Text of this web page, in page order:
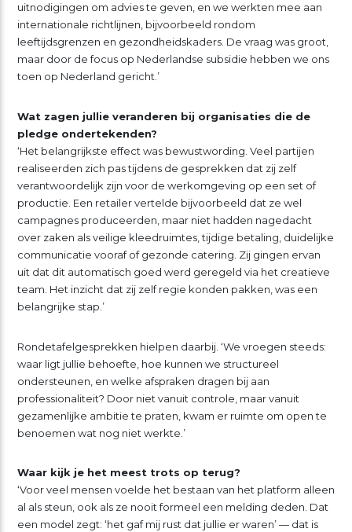
uitnodigingen om advies te geven, en we werkten mee aan
internationale richtlijnen, bijvoorbeeld rondom
leeftijdsgrenzen en gezondheidskaders. De vraag was groot,
maar door de focus op Nederlandse subsidie hebben we ons
toen op Nederland gericht.’
Wat zagen jullie veranderen bij organisaties die de
pledge ondertekenden?
‘Het belangrijkste effect was bewustwording. Veel partijen
realiseerden zich pas tijdens de gesprekken dat zij zelf
verantwoordelijk zijn voor de werkomgeving op een set of
productie. Een retailer vertelde bijvoorbeeld dat ze wel
campagnes produceerden, maar niet hadden nagedacht
over zaken als veilige kleedruimtes, tijdige betaling, duidelijke
communicatie vooraf of gezonde catering. Zij gingen ervan
uit dat dit automatisch goed werd geregeld via het creatieve
team. Het inzicht dat zij zelf regie konden pakken, was een
belangrijke stap.’
Rondetafelgesprekken hielpen daarbij. ‘We vroegen steeds:
waar ligt jullie behoefte, hoe kunnen we structureel
ondersteunen, en welke afspraken dragen bij aan
professionaliteit? Door niet vanuit controle, maar vanuit
gezamenlijke ambitie te praten, kwam er ruimte om open te
benoemen wat nog niet werkte.’
Waar kijk je het meest trots op terug?
‘Voor veel mensen voelde het bestaan van het platform alleen
al als steun, ook als ze nooit formeel een melding deden. Dat
een model zegt: ‘het gaf mij rust dat jullie er waren’ — dat is